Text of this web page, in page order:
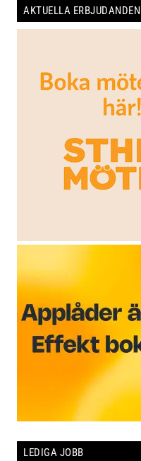
AKTUELLA ERBJUDANDEN
LEDIGA JOBB